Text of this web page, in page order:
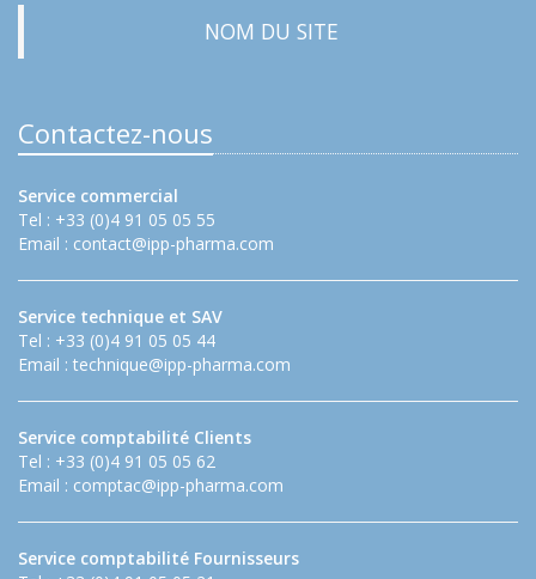
NOM DU SITE
Contactez-nous
Service commercial
Tel : +33 (0)4 91 05 05 55
Email : contact@ipp-pharma.com
Service technique et SAV
Tel : +33 (0)4 91 05 05 44
Email : technique@ipp-pharma.com
Service comptabilité Clients
Tel : +33 (0)4 91 05 05 62
Email : comptac@ipp-pharma.com
Service comptabilité Fournisseurs